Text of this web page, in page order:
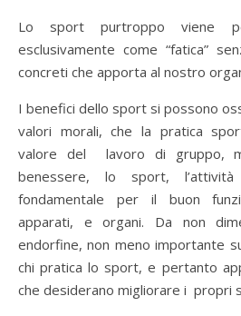
Lo sport purtroppo viene
esclusivamente come “fatica”
concreti che apporta al nostro
I benefici dello sport si possono
valori morali, che la pratica
valore del lavoro di gruppo,
benessere, lo sport,
fondamentale per il buon
apparati, e organi. Da non
endorfine, non meno importante
chi pratica lo sport, e pertanto
che desiderano migliorare i propri